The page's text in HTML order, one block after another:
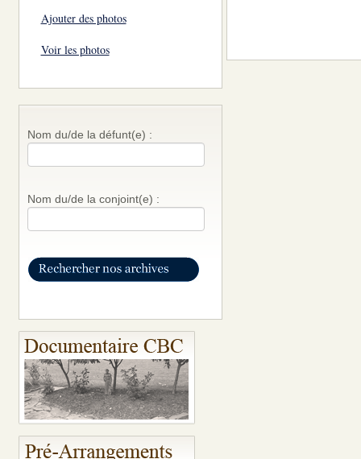
Ajouter des photos
Voir les photos
Nom du/de la défunt(e) :
Nom du/de la conjoint(e) :